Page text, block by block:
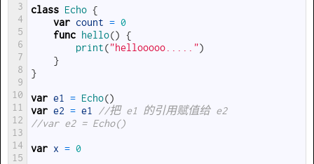
3
4
5
6
7
8
9
10
11
12
13
14
15
class Echo {
var count = 0
func
hello()
{
print("hellooooo.....")
}
}
var e1 = Echo()
var e2 = e1
//把 e1 的引用赋值给 e2
//var e2 = Echo()
var x = 0